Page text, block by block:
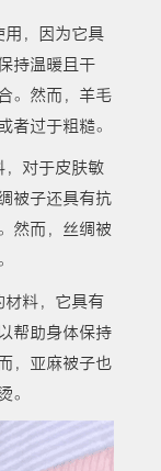
用，因为它具
持温暖且干
。然而，羊毛
者过于粗糙。
，对于皮肤敏
被子还具有抗
然而，丝绸被
材料，它具有
帮助身体保持
，亚麻被子也
。